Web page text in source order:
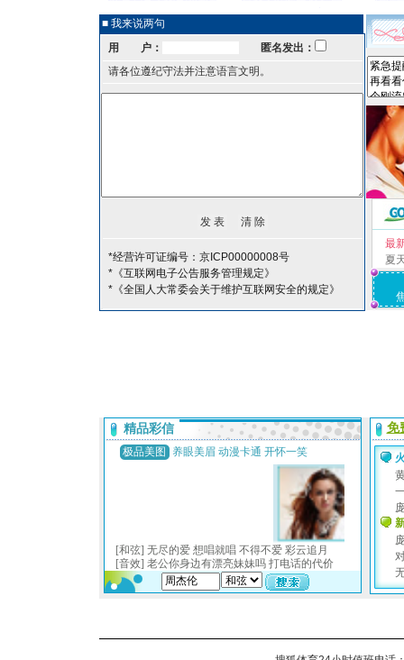
■ 我来说两句
用 户：
匿名发出：
请各位遵纪守法并注意语言文明。
*经营许可证编号：京ICP00000008号
*《互联网电子公告服务管理规定》
*《全国人大常委会关于维护互联网安全的规定》
最
夏